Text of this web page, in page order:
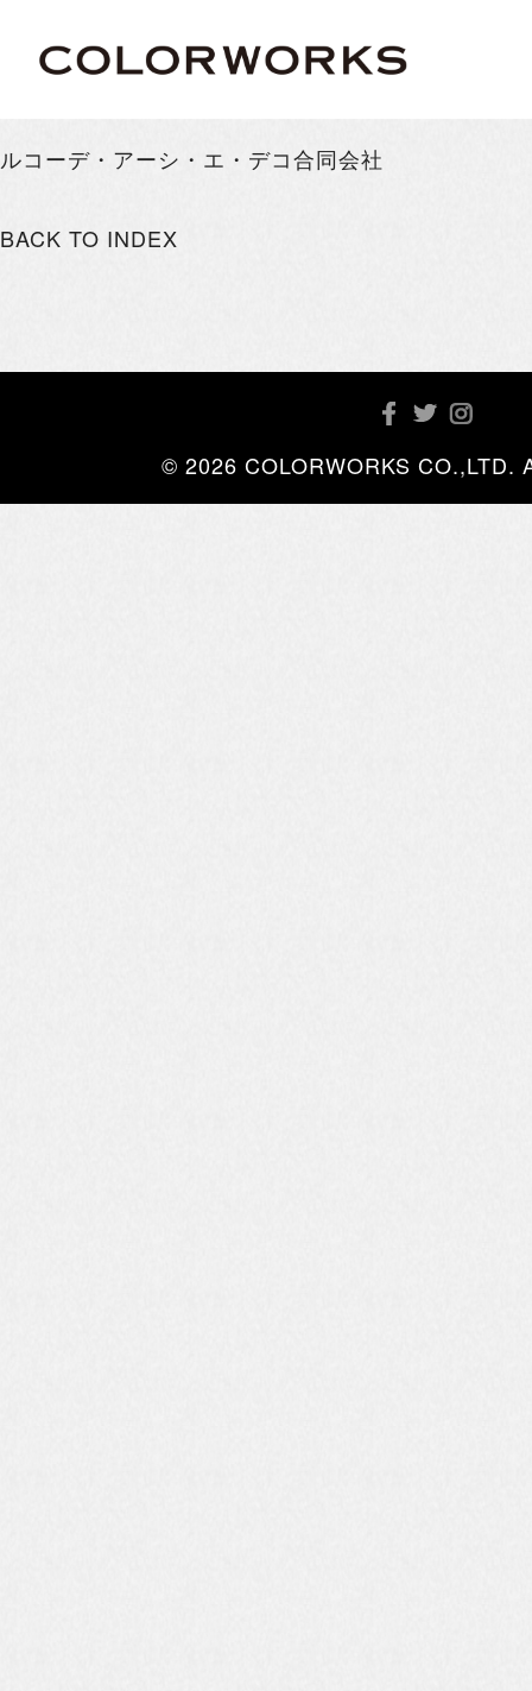
ルコーデ・アーシ・エ・デコ合同会社
BACK TO INDEX
© 2026 COLORWORKS CO.,LTD.